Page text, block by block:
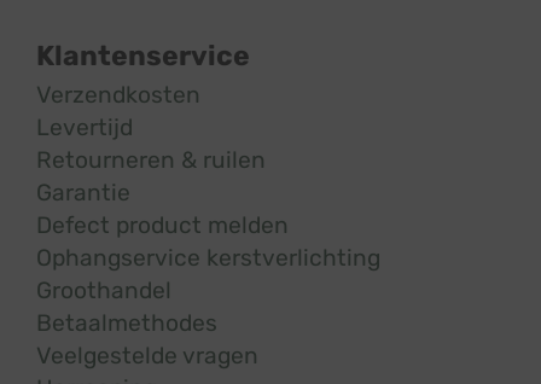
Klantenservice
Verzendkosten
Levertijd
Retourneren & ruilen
Garantie
Defect product melden
Ophangservice kerstverlichting
Groothandel
Betaalmethodes
Veelgestelde vragen